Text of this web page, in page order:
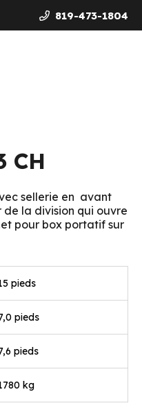
819-473-1804
CH
sellerie en avant
la division qui ouvre
pour box portatif sur
pieds
pieds
pieds
kg